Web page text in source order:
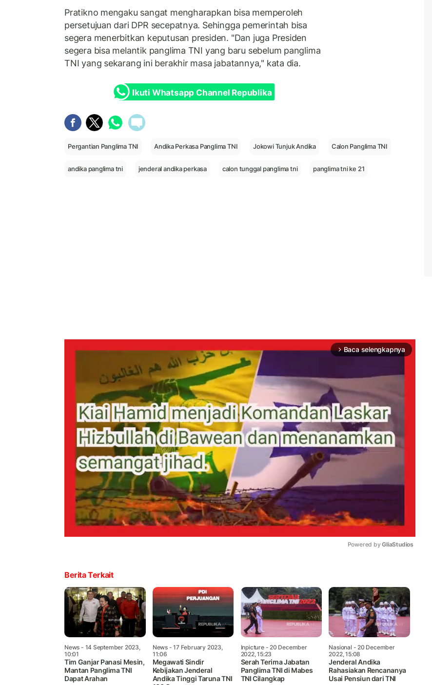
Pratikno mengaku sangat mengharapkan bisa memperoleh
persetujuan dari DPR secepatnya. Sehingga pemerintah bisa
segera menerbitkan keputusan presiden. "Dan juga Presiden
segera bisa melantik panglima TNI yang baru sebelum panglima
TNI yang sekarang ini berakhir masa jabatannya," kata dia.
Ikuti Whatsapp Channel Republika
Pergantian Panglima TNI Andika Perkasa Panglima TNI Jokowi Tunjuk Andika Calon Panglima TNI
andika panglima tni jenderal andika perkasa calon tunggal panglima tni panglima tni ke 21
arrow_forward_ios Baca selengkapnya
Powered by GliaStudios
Berita Terkait
News - 14 September 2023,
10:01
Tim Ganjar Panasi Mesin,
Mantan Panglima TNI
Dapat Arahan
News- 17 February 2023,
11:06
Megawati Sindir
Kebijakan Jenderal
Andika Tinggi Taruna TNI
Inpicture- 20 December
2022, 15:23
Serah Terima Jabatan
Panglima TNI di Mabes
TNI Cilangkap
Nasional - 20 December
2022, 15:08
Jenderal Andika
Rahasiakan Rencananya
Usai Pensiun dari TNI